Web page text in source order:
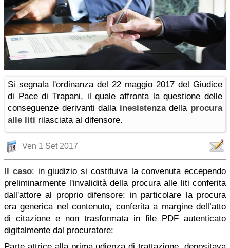
Si segnala l'ordinanza del 22 maggio 2017 del Giudice
di Pace di Trapani, il quale affronta la questione delle
conseguenze derivanti dallainesistenzadellaprocura
alle liti rilasciata al difensore.
Ven 1 Set 2017
Il caso: in giudizio si costituiva la convenuta eccependo
preliminarmente l'invalidità della procura alle liti conferita
dall'attore al proprio difensore: in particolare la procura
era generica nel contenuto, conferita a margine dell’atto
di citazione e non trasformata in file PDF autenticato
digitalmente dal procuratore: